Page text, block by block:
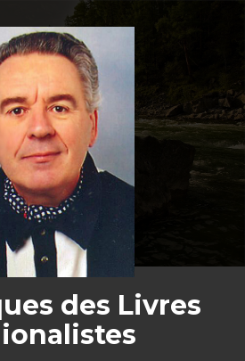
des Livres